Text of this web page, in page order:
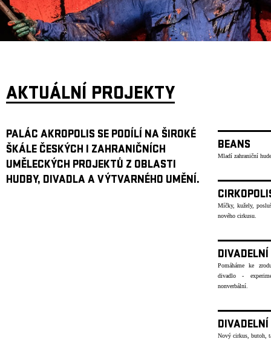
AKTUÁLNÍ PROJEKTY
PALÁC AKROPOLIS SE PODÍLÍ NA ŠIROKÉ
ŠKÁLE ČESKÝCH I ZAHRANIČNÍCH
UMĚLECKÝCH PROJEKTŮ Z OBLASTI
HUDBY, DIVADLA A VÝTVARNÉHO UMĚNÍ.
BEANS
Mladí zahraniční
Míčky, kužely,
nového cirkusu.
DIVADELNÍ
Pomáháme ke
divadlo -
nonverbální.
Nový cirkus, butoh,